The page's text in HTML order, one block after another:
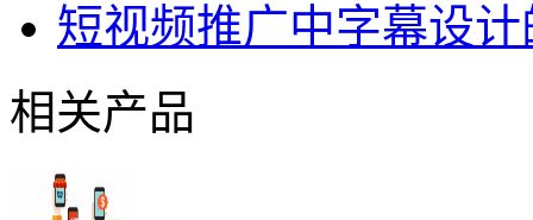
短视频推广中字幕设
相关产品